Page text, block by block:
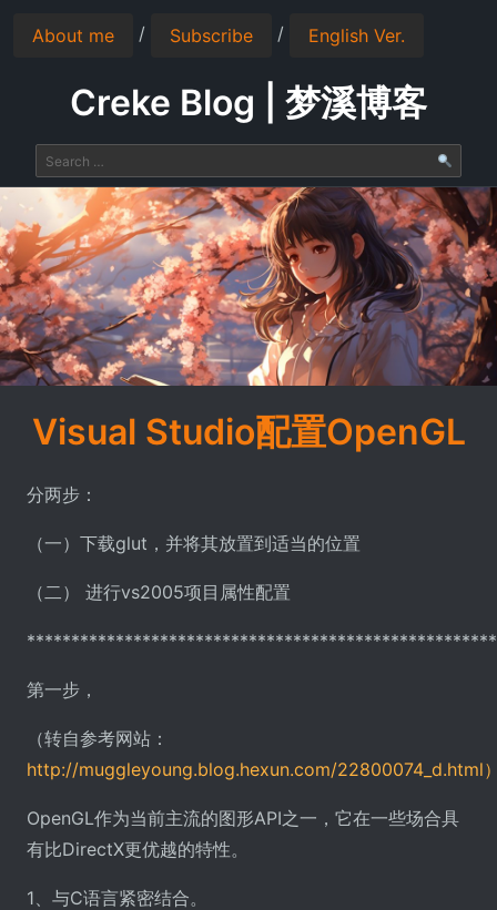
About me / Subscribe / English Ver.
Creke Blog | 梦溪博客
Visual Studio配置OpenGL
分两步：
（一）下载glut，并将其放置到适当的位置
（二） 进行vs2005项目属性配置
第一步，
（转自参考网站：
http://muggleyoung.blog.hexun.com/22800074_d.html
OpenGL作为当前主流的图形API之一，它在一些场合具
有比DirectX更优越的特性。
1、与C语言紧密结合。